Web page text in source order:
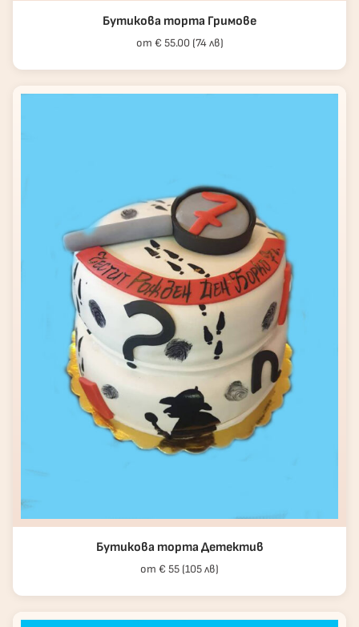
Бутикова торта Гримове
от € 55.00 (74 лв)
Бутикова торта Детектив
от € 55 (105 лв)